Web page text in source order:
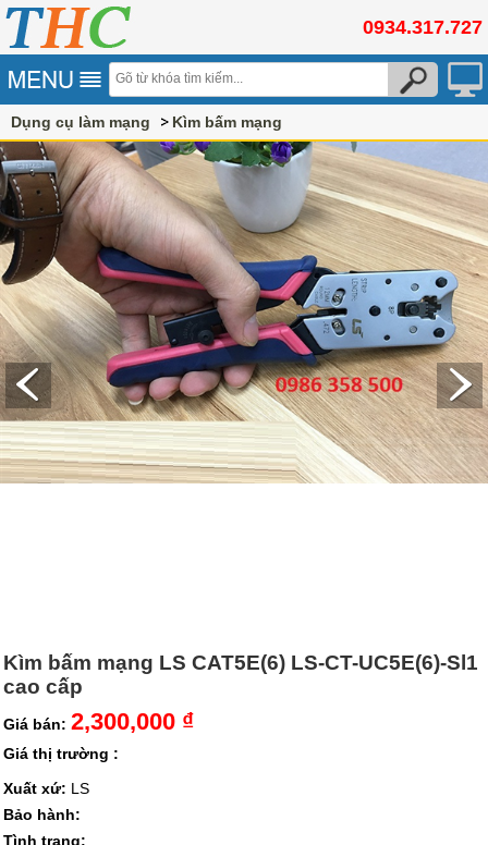
0934.317.727
Dụng cụ làm mạng Kìm bấm mạng
Kìm bấm mạng LS CAT5E(6) LS-CT-UC5E(6)-Sl1
cao cấp
Giá bán: 2,300,000 ₫
Giá thị trường :
Xuất xứ: LS
Bảo hành:
Tình trạng: